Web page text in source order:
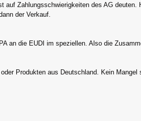
auf Zahlungsschwierigkeiten des AG deuten.
der Verkauf.
an die EUDI im speziellen. Also die
Produkten aus Deutschland. Kein Mangel